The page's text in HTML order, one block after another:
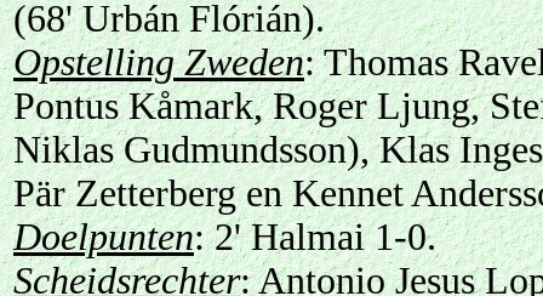
(68' Urbán Flórián).
Opstelling Zweden: Thomas
Pontus Kåmark, Roger Ljung,
Niklas Gudmundsson), Klas
Pär Zetterberg en Kennet
Doelpunten: 2' Halmai 1-0.
Scheidsrechter: Antonio Jesus